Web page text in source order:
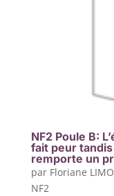
NF2 Poule B:
fait peur tandis
remporte un
par Floriane
NF2